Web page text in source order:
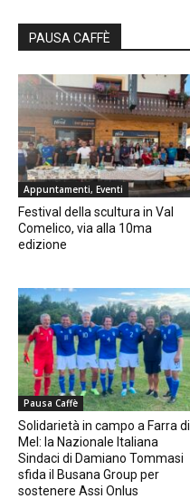
PAUSA CAFFÈ
Appuntamenti, Eventi
Festival della scultura in Val
Comelico, via alla 10ma
edizione
Pausa Caffè
Solidarietà in campo a Farra di
Mel: la Nazionale Italiana
Sindaci di Damiano Tommasi
sfida il Busana Group per
sostenere Assi Onlus